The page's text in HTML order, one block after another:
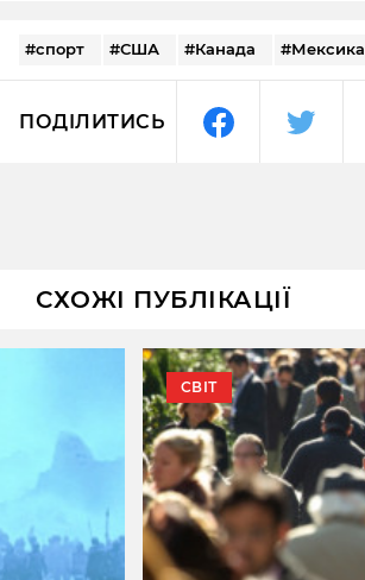
#спорт #США #Канада #Мексика
ПОДІЛИТИСЬ
СХОЖІ ПУБЛІКАЦІЇ